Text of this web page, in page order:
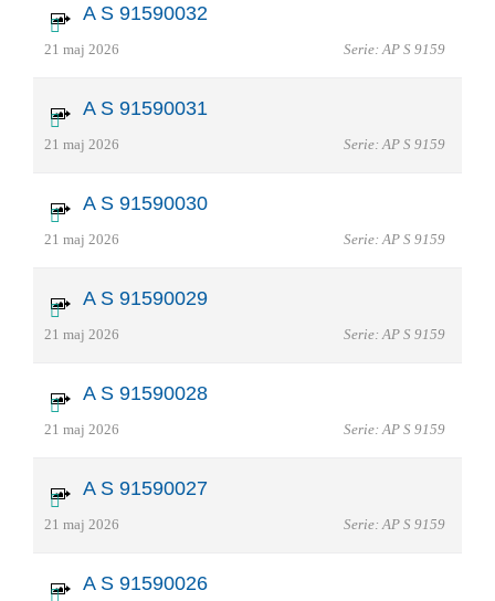
A S 91590032
21 maj 2026 Serie: AP S 9159
A S 91590031
21 maj 2026 Serie: AP S 9159
A S 91590030
21 maj 2026 Serie: AP S 9159
A S 91590029
21 maj 2026 Serie: AP S 9159
A S 91590028
21 maj 2026 Serie: AP S 9159
A S 91590027
21 maj 2026 Serie: AP S 9159
A S 91590026